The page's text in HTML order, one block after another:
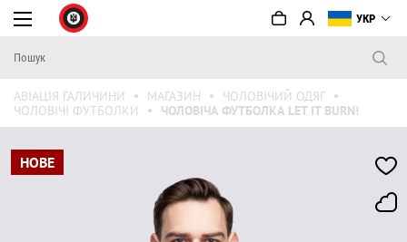
УКР
АВІАЦІЯ ГАЛИЧИНИ МАГАЗИН
ЧОЛОВІЧИЙ ОДЯГ
ЧОЛОВІЧІ ФУТБОЛКИ
ЧОЛОВІЧА ФУТБОЛКА LET IT BURN!
НОВЕ